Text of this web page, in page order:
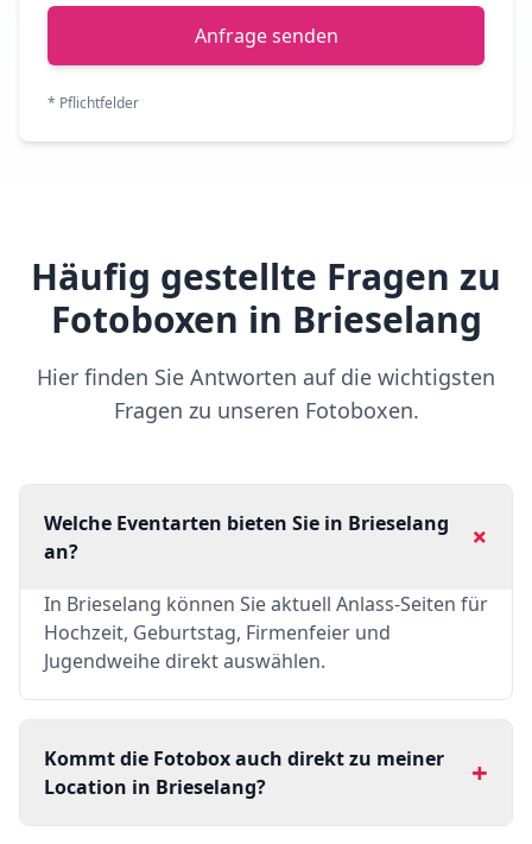
Anfrage senden
* Pflichtfelder
Häufig gestellte Fragen zu
Fotoboxen in Brieselang
Hier finden Sie Antworten auf die wichtigsten
Fragen zu unseren Fotoboxen.
Welche Eventarten bieten Sie in Brieselang
an?
+
In Brieselang können Sie aktuell Anlass-Seiten für
Hochzeit, Geburtstag, Firmenfeier und
Jugendweihe direkt auswählen.
Kommt die Fotobox auch direkt zu meiner
Location in Brieselang?
+